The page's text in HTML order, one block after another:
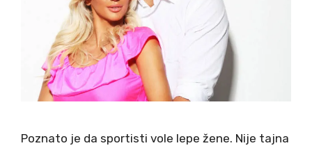
Poznato je da sportisti vole lepe žene. Nije tajna